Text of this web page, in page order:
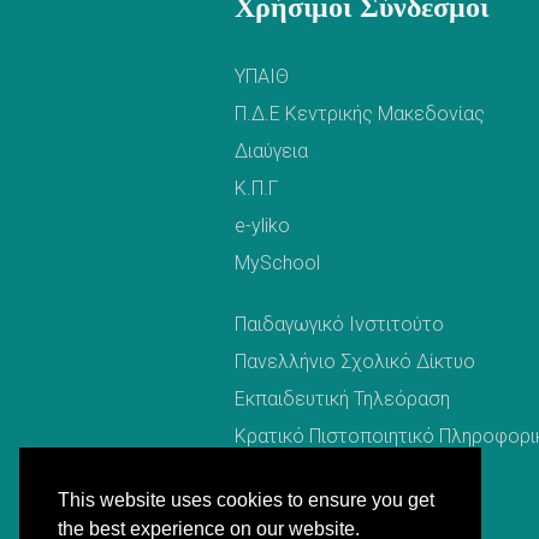
This website uses cookies to ensure you get
the best experience on our website.
ΥΠΑΙΘ
Π.Δ.Ε Κεντρικής Μακεδονίας
Διαύγεια
Κ.Π.Γ
e-yliko
MySchool
Παιδαγωγικό Ινστιτούτο
Πανελλήνιο Σχολικό Δίκτυο
Εκπαιδευτική Τηλεόραση
Κρατικό Πιστοποιητικό
Ε.Ο.Π.Π.Ε.Π